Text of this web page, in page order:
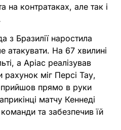
на контратаках, але так і
з Бразилії наростила
атакувати. На 67 хвилині
а Аріас реалізував
рахунок міг Персі Тау,
прямо в руки
матчу Кеннеді
та забезпечив їй